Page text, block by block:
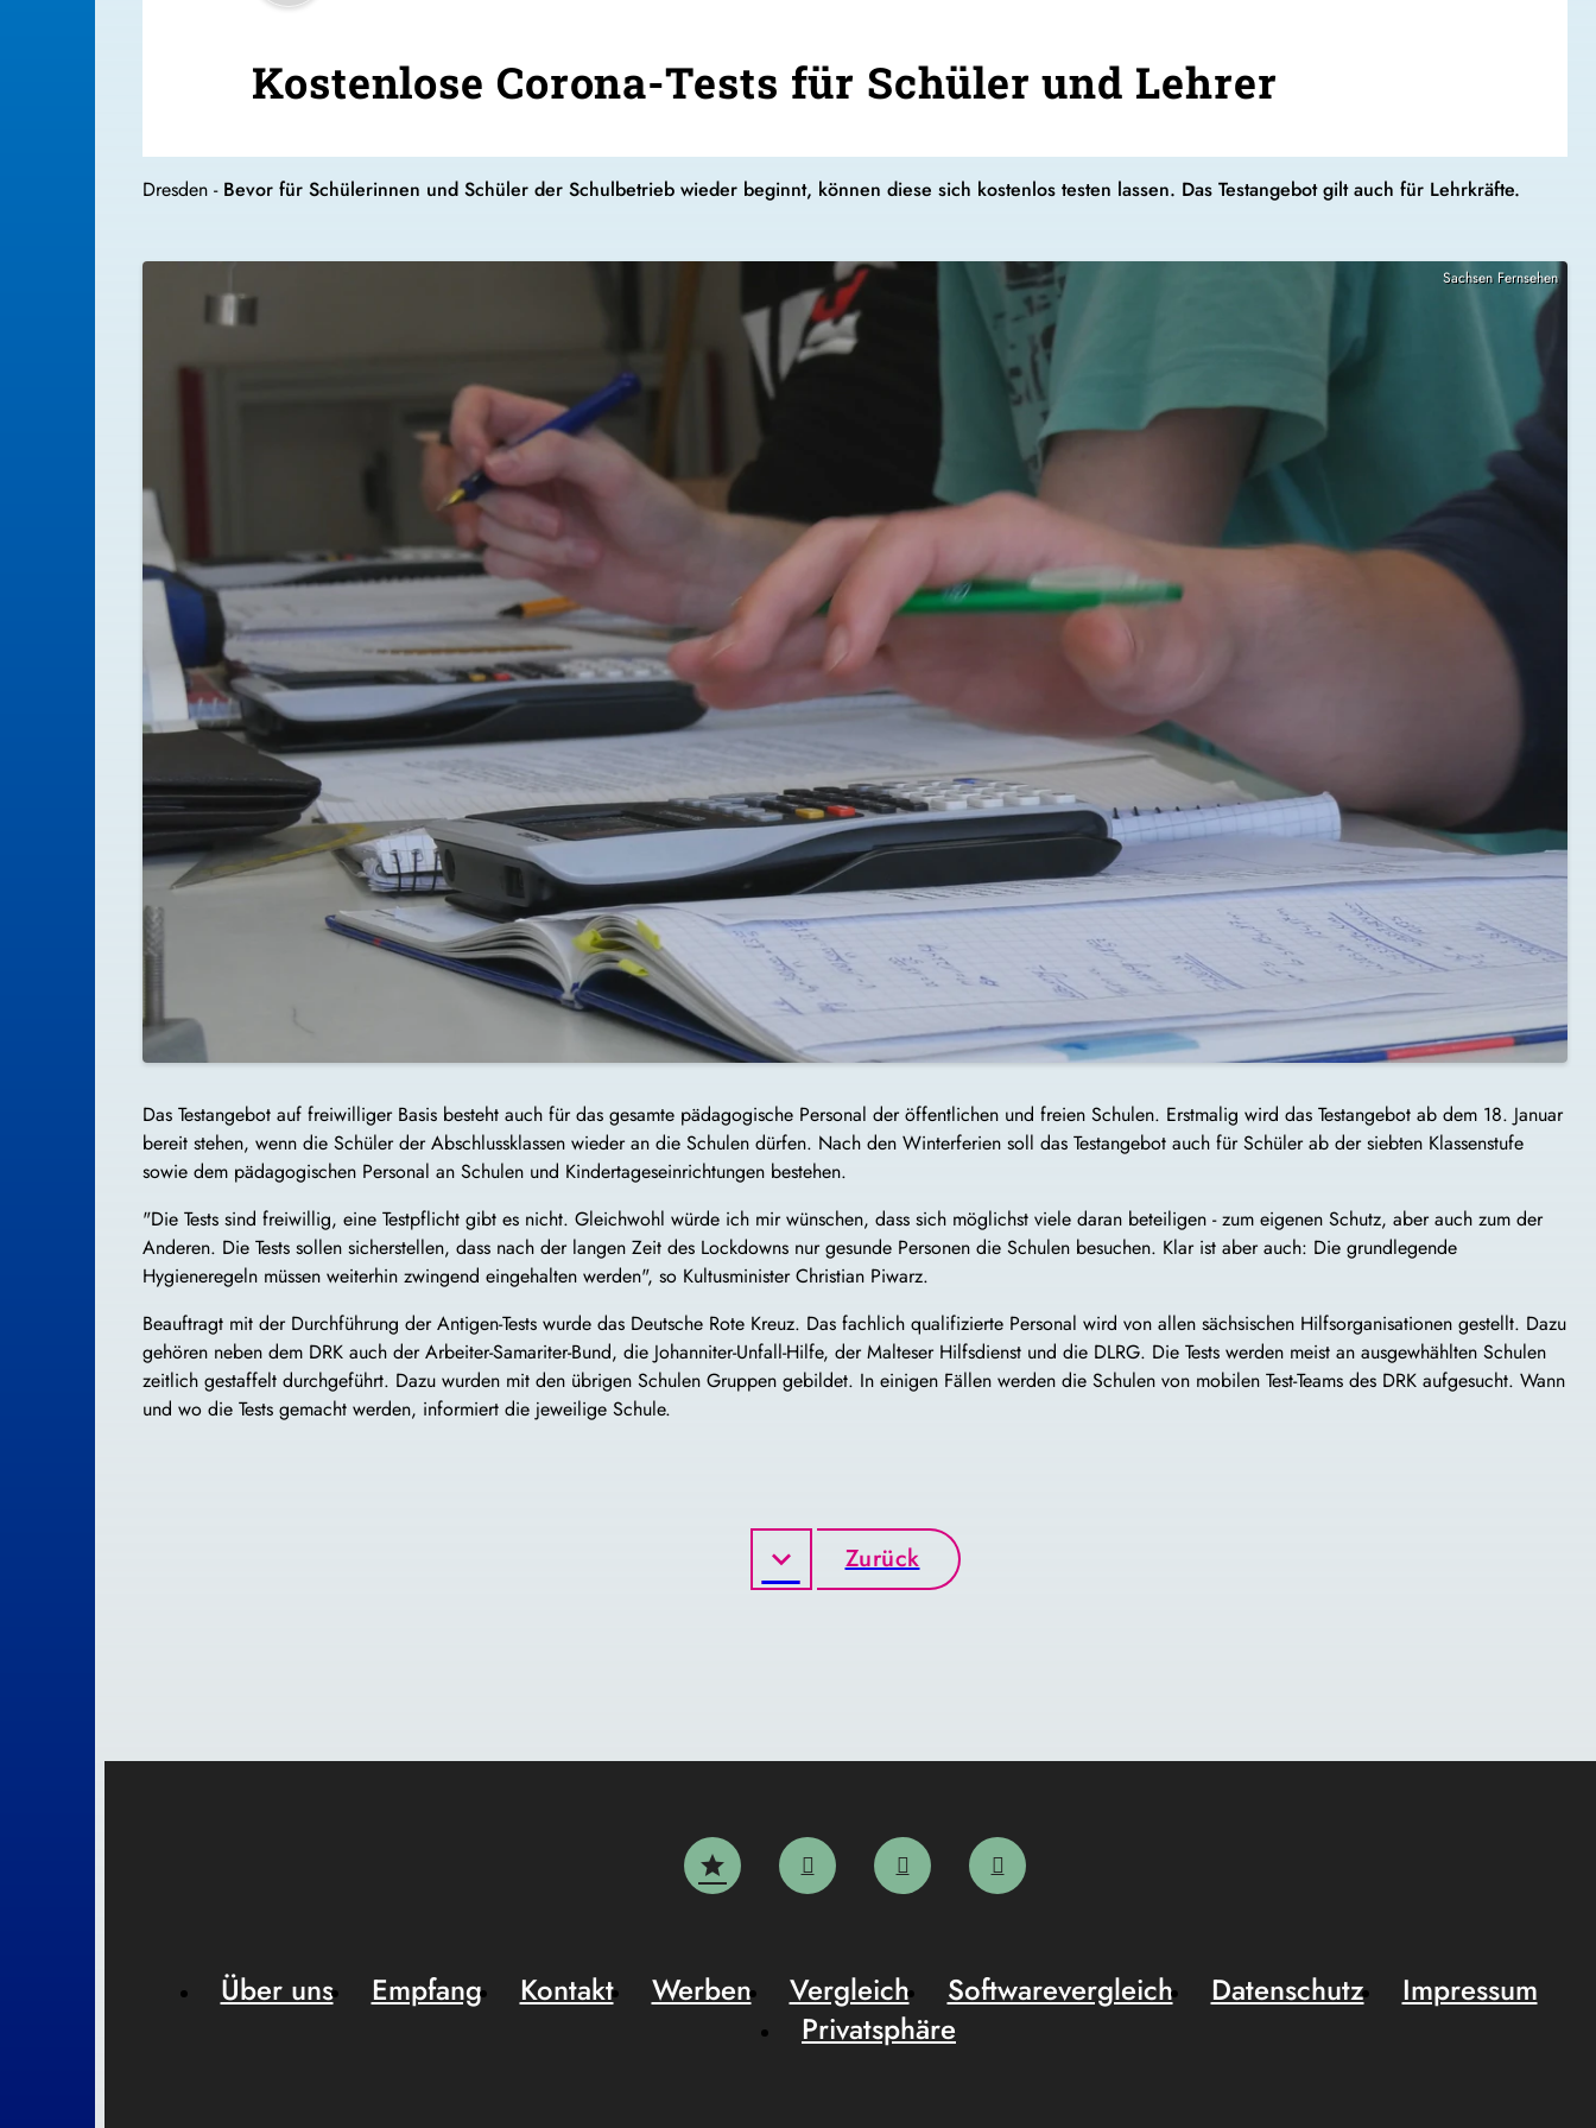
Kostenlose Corona-Tests für Schüler und Lehrer
Dresden - Bevor für Schülerinnen und Schüler der Schulbetrieb wieder beginnt, können diese sich kostenlos testen lassen. Das Testangebot gilt auch für Lehrkräfte.
Sachsen Fernsehen
Das Testangebot auf freiwilliger Basis besteht auch für das gesamte pädagogische Personal der öffentlichen und freien Schulen. Erstmalig wird das Testangebot ab dem 18. Januar
bereit stehen, wenn die Schüler der Abschlussklassen wieder an die Schulen dürfen. Nach den Winterferien soll das Testangebot auch für Schüler ab der siebten Klassenstufe
sowie dem pädagogischen Personal an Schulen und Kindertageseinrichtungen bestehen.
"Die Tests sind freiwillig, eine Testpflicht gibt es nicht. Gleichwohl würde ich mir wünschen, dass sich möglichst viele daran beteiligen - zum eigenen Schutz, aber auch zum der
Anderen. Die Tests sollen sicherstellen, dass nach der langen Zeit des Lockdowns nur gesunde Personen die Schulen besuchen. Klar ist aber auch: Die grundlegende
Hygieneregeln müssen weiterhin zwingend eingehalten werden", so Kultusminister Christian Piwarz.
Beauftragt mit der Durchführung der Antigen-Tests wurde das Deutsche Rote Kreuz. Das fachlich qualifizierte Personal wird von allen sächsischen Hilfsorganisationen gestellt. Dazu
gehören neben dem DRK auch der Arbeiter-Samariter-Bund, die Johanniter-Unfall-Hilfe, der Malteser Hilfsdienst und die DLRG. Die Tests werden meist an ausgewhählten Schulen
zeitlich gestaffelt durchgeführt. Dazu wurden mit den übrigen Schulen Gruppen gebildet. In einigen Fällen werden die Schulen von mobilen Test-Teams des DRK aufgesucht. Wann
und wo die Tests gemacht werden, informiert die jeweilige Schule.
Zurück
Über uns Empfang Kontakt Werben Vergleich Softwarevergleich Datenschutz
Impressum
Privatsphäre